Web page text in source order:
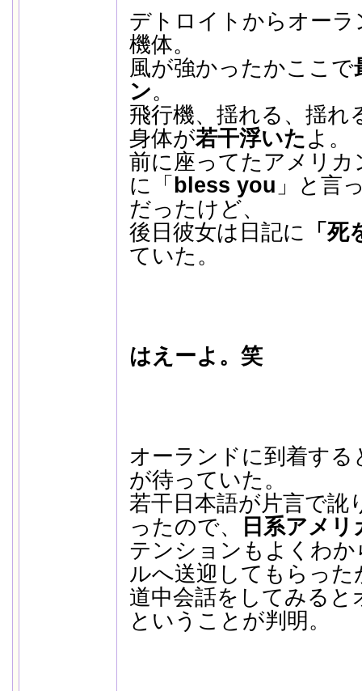
デトロイトからオー
機体。
風が強かったかここで
ン。
飛行機、揺れる、揺れ
身体が若干浮いた よ。
前に座ってたアメリ
に「 bless you 」と言
だったけど、
後日彼女は日記に 「
ていた。
はえーよ。笑
オーランドに到着する
が待っていた。
若干日本語が片言で訛
ったので、
日系アメリ
テンションもよくわ
ルへ送迎してもらった
道中会話をしてみると
ということが判明。